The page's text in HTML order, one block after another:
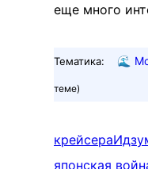
еще много
Тематика: 🌊
теме)
крейсера
японская